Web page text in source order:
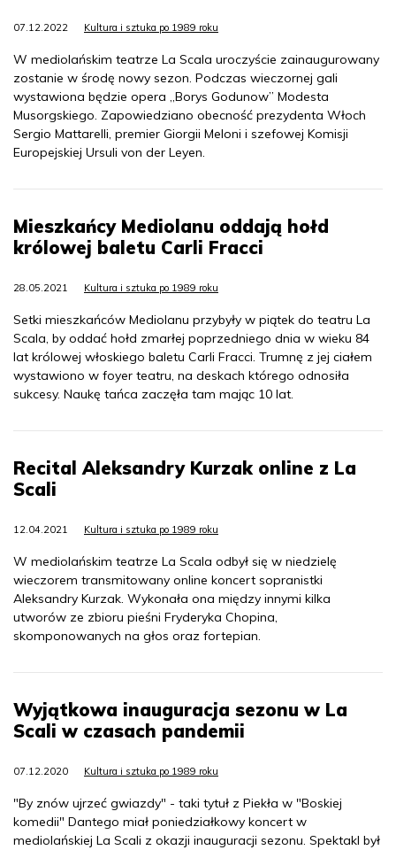
07.12.2022 Kultura i sztuka po 1989 roku
W mediolańskim teatrze La Scala uroczyście zainaugurowany
zostanie w środę nowy sezon. Podczas wieczornej gali
wystawiona będzie opera „Borys Godunow” Modesta
Musorgskiego. Zapowiedziano obecność prezydenta Włoch
Sergio Mattarelli, premier Giorgii Meloni i szefowej Komisji
Europejskiej Ursuli von der Leyen.
Mieszkańcy Mediolanu oddają hołd
królowej baletu Carli Fracci
28.05.2021 Kultura i sztuka po 1989 roku
Setki mieszkańców Mediolanu przybyły w piątek do teatru La
Scala, by oddać hołd zmarłej poprzedniego dnia w wieku 84
lat królowej włoskiego baletu Carli Fracci. Trumnę z jej ciałem
wystawiono w foyer teatru, na deskach którego odnosiła
sukcesy. Naukę tańca zaczęła tam mając 10 lat.
Recital Aleksandry Kurzak online z La
Scali
12.04.2021 Kultura i sztuka po 1989 roku
W mediolańskim teatrze La Scala odbył się w niedzielę
wieczorem transmitowany online koncert sopranistki
Aleksandry Kurzak. Wykonała ona między innymi kilka
utworów ze zbioru pieśni Fryderyka Chopina,
skomponowanych na głos oraz fortepian.
Wyjątkowa inauguracja sezonu w La
Scali w czasach pandemii
07.12.2020 Kultura i sztuka po 1989 roku
"By znów ujrzeć gwiazdy" - taki tytuł z Piekła w "Boskiej
komedii" Dantego miał poniedziałkowy koncert w
mediolańskiej La Scali z okazji inauguracji sezonu. Spektakl był